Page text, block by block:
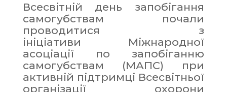
Всесвітній день запобігання
самогубствам почали
проводитися з
ініціативи Міжнародної
асоціації по запобіганню
самогубствам (МАПС) при
активній підтримці Всесвітньої
організації охорони